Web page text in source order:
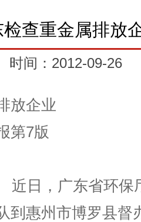
检查重金属排放
时间：2012-09-26
放企业
第7版
日，广东省环保
到惠州市博罗县督